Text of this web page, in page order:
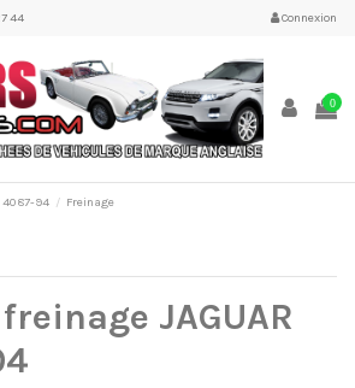
44 Connexion
0
87-94 Freinage
JAGUAR